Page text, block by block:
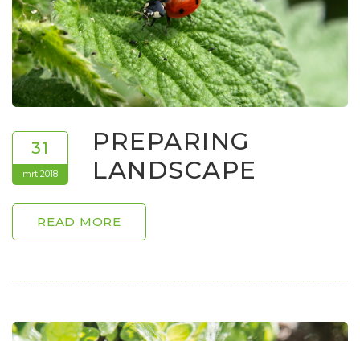
31
mrt 2018
PREPARING
LANDSCAPE
READ MORE